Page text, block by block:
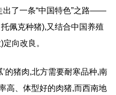
出了一条“中国特色”之路——
佩克种猪),又结合中国养殖
向改良。
猪肉,北方需要耐寒品种,南
高、体型好的肉猪,而西南地